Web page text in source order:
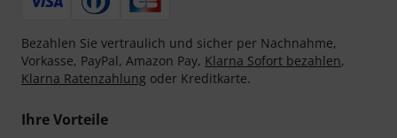
Bezahlen Sie vertraulich und sicher per Nachnahme,
Vorkasse, PayPal, Amazon Pay, Klarna Sofort bezahlen,
Klarna Ratenzahlung oder Kreditkarte.
Ihre Vorteile